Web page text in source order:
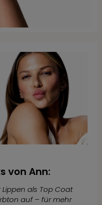
von Ann:
als Top Coat
auf – für mehr